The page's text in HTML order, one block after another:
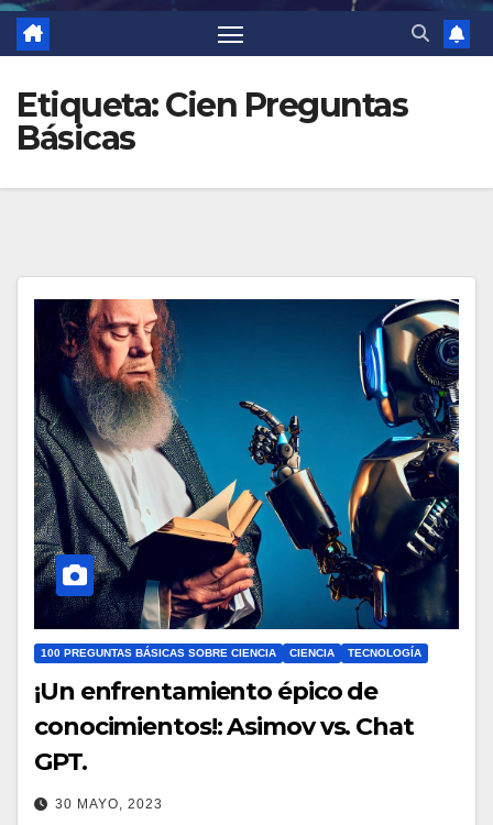
Etiqueta:Cien Preguntas
Básicas
100 PREGUNTAS BÁSICAS SOBRE CIENCIA CIENCIA TECNOLOGÍA
¡Un enfrentamiento épico de
conocimientos!: Asimov vs. Chat
GPT.
30 MAYO, 2023